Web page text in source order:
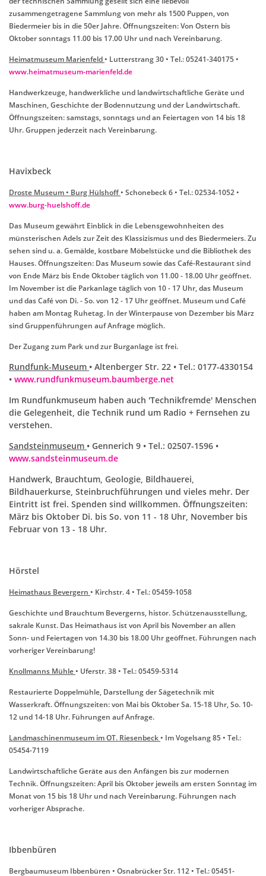
zusammengetragene Sammlung von mehr als 1500 Puppen, von
Biedermeier bis in die 50er Jahre. Öffnungszeiten: Von Ostern bis
Oktober sonntags 11.00 bis 17.00 Uhr und nach Vereinbarung.
Heimatmuseum Marienfeld• Lutterstrang 30 • Tel.: 05241-340175 •
www.heimatmuseum-marienfeld.de
Handwerkzeuge, handwerkliche und landwirtschaftliche Geräte und
Maschinen, Geschichte der Bodennutzung und der Landwirtschaft.
Öffnungszeiten: samstags, sonntags und an Feiertagen von 14 bis 18
Uhr. Gruppen jederzeit nach Vereinbarung.
Havixbeck
Droste Museum • Burg Hülshoff• Schonebeck 6 • Tel.: 02534-1052 •
www.burg-huelshoff.de
Das Museum gewährt Einblick in die Lebensgewohnheiten des
münsterischen Adels zur Zeit des Klassizismus und des Biedermeiers. Zu
sehen sind u. a. Gemälde, kostbare Möbelstücke und die Bibliothek des
Hauses. Öffnungszeiten: Das Museum sowie das Café-Restaurant sind
von Ende März bis Ende Oktober täglich von 11.00 - 18.00 Uhr geöffnet.
Im November ist die Parkanlage täglich von 10 - 17 Uhr, das Museum
und das Café von Di. - So. von 12 - 17 Uhr geöffnet. Museum und Café
haben am Montag Ruhetag. In der Winterpause von Dezember bis März
sind Gruppenführungen auf Anfrage möglich.
Der Zugang zum Park und zur Burganlage ist frei.
Rundfunk-Museum • Altenberger Str. 22 • Tel.: 0177-4330154
• www.rundfunkmuseum.baumberge.net
Im Rundfunkmuseum haben auch 'Technikfremde' Menschen
die Gelegenheit, die Technik rund um Radio + Fernsehen zu
verstehen.
Sandsteinmuseum • Gennerich 9 • Tel.: 02507-1596 •
www.sandsteinmuseum.de
Handwerk, Brauchtum, Geologie, Bildhauerei,
Bildhauerkurse, Steinbruchführungen und vieles mehr. Der
Eintritt ist frei. Spenden sind willkommen. Öffnungszeiten:
März bis Oktober Di. bis So. von 11 - 18 Uhr, November bis
Februar von 13 - 18 Uhr.
Hörstel
Heimathaus Bevergern • Kirchstr. 4 • Tel.: 05459-1058
Geschichte und Brauchtum Bevergerns, histor. Schützenausstellung,
sakrale Kunst. Das Heimathaus ist von April bis November an allen
Sonn- und Feiertagen von 14.30 bis 18.00 Uhr geöffnet. Führungen nach
vorheriger Vereinbarung!
Knollmanns Mühle• Uferstr. 38 • Tel.: 05459-5314
Restaurierte Doppelmühle, Darstellung der Sägetechnik mit
Wasserkraft. Öffnungszeiten: von Mai bis Oktober Sa. 15-18 Uhr, So. 10-
12 und 14-18 Uhr. Führungen auf Anfrage.
Landmaschinenmuseum im OT. Riesenbeck• Im Vogelsang 85 • Tel.:
05454-7119
Landwirtschaftliche Geräte aus den Anfängen bis zur modernen
Technik. Öffnungszeiten: April bis Oktober jeweils am ersten Sonntag im
Monat von 15 bis 18 Uhr und nach Vereinbarung. Führungen nach
vorheriger Absprache.
Ibbenbüren
Bergbaumuseum Ibbenbüren • Osnabrücker Str. 112 • Tel.: 05451-